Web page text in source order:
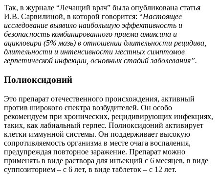
Так, в журнале “Лечащий врач” была опубликована статья
И.В. Сарвилиной, в которой говорится: “Настоящее
исследование выявило наибольшую эффективность и
безопасность комбинированного приема амиксина и
ацикловира (5% мазь) в отношении длительности рецидива,
длительности и интенсивности местных симптомов
герпетической инфекции, основных стадий заболевания”.
Полиоксидоний
Это препарат отечественного происхождения, активный
против широкого спектра возбудителей. Он особо
рекомендуем при хронических, рецидивирующих инфекциях,
таких, как лабиальный герпес. Полиоксидоний активирует
клетки иммунной системы. Он поддерживает высокую
сопротивляемость организма в месте очага воспаления,
предупреждая повторное заражение. Препарат можно
применять в виде раствора для инъекций с 6 месяцев, в виде
суппозиторием – с 6 лет, в виде таблеток – с 12 лет.